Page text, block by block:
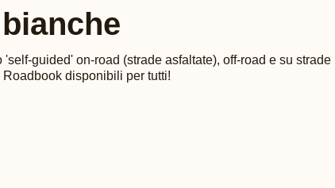
bianche
guided' on-road (strade asfaltate), off-road e su strade
Roadbook disponibili per tutti!